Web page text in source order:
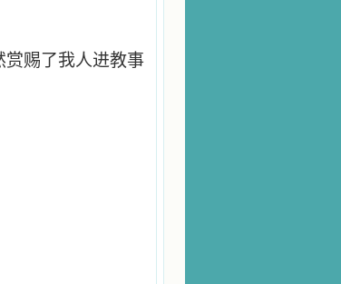
赏赐了我人进教事